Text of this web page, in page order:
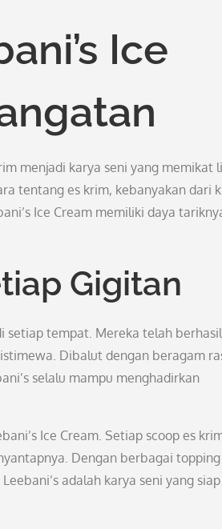
Ice
menjadi karya seni yang memikat
tentang es krim, kebanyakan dari
Ice Cream memiliki daya
Gigitan
setiap tempat. Mereka telah berhasil
Dibalut dengan beragam
selalu mampu menghadirkan
Ice Cream. Setiap scoop es
Dengan berbagai
adalah karya seni yang siap